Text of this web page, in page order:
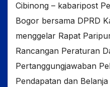
Cibinong – kabaripost
Bogor bersama DPRD
menggelar Rapat
Rancangan Peraturan
Pertanggungjawaban
Pendapatan dan